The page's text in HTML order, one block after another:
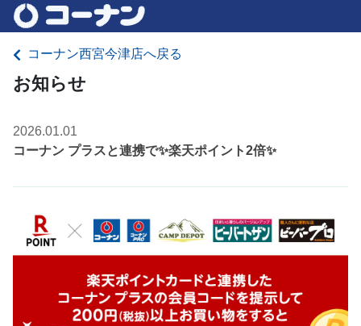
コーナン西宮今津店へ戻る
お知らせ
2026.01.01
コーナン プラスと連携で✨楽天ポイント2倍✨